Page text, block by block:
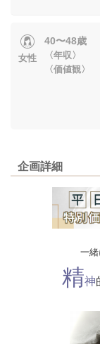
女性
40〜48歳
〈年収〉
〈価値観
感情的
企画詳細
一
精神